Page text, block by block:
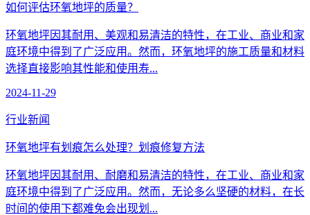
如何评估环氧地坪的质量？
环氧地坪因其耐用、美观和易清洁的特性，在工业、商业和家
庭环境中得到了广泛应用。然而，环氧地坪的施工质量和材料
选择直接影响其性能和使用寿...
2024-11-29
行业新闻
环氧地坪有划痕怎么处理？划痕修复方法
环氧地坪因其耐用、耐磨和易清洁的特性，在工业、商业和家
庭环境中得到了广泛应用。然而，无论多么坚硬的材料，在长
时间的使用下都难免会出现划...